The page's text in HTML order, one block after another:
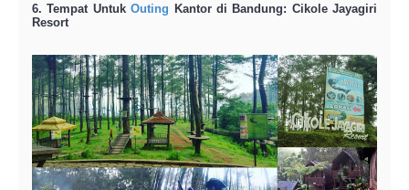
6. Tempat UntukOuting Kantor di Bandung: Cikole Jayagiri
Resort